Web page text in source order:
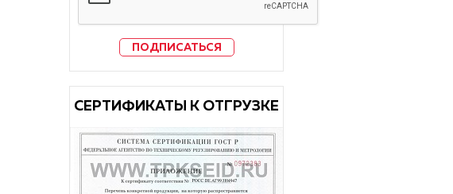
ПОДПИСАТЬСЯ
CЕРТИФИКАТЫ К ОТГРУЗКЕ